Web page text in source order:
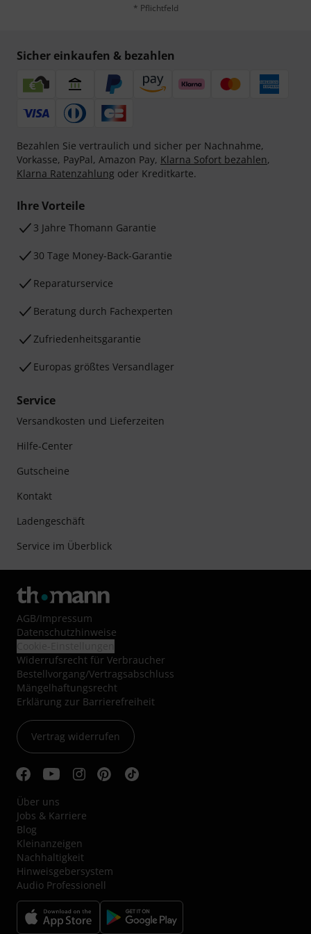
* Pflichtfeld
Sicher einkaufen & bezahlen
Bezahlen Sie vertraulich und sicher per Nachnahme,
Vorkasse, PayPal, Amazon Pay, Klarna Sofort bezahlen,
Klarna Ratenzahlung oder Kreditkarte.
Ihre Vorteile
3 Jahre Thomann Garantie
30 Tage Money-Back-Garantie
Reparaturservice
Beratung durch Fachexperten
Zufriedenheitsgarantie
Europas größtes Versandlager
Service
Versandkosten und Lieferzeiten
Hilfe-Center
Gutscheine
Kontakt
Ladengeschäft
Service im Überblick
AGB/Impressum
Datenschutzhinweise
Widerrufsrecht für Verbraucher
Bestellvorgang/Vertragsabschluss
Mängelhaftungsrecht
Erklärung zur Barrierefreiheit
Vertrag widerrufen
Über uns
Jobs & Karriere
Blog
Kleinanzeigen
Nachhaltigkeit
Hinweisgebersystem
Audio Professionell